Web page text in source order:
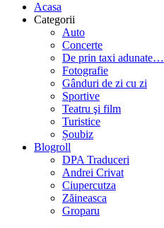
Acasa
Categorii
Auto
Concerte
De prin taxi adunate…
Fotografie
Gânduri de zi cu zi
Sportive
Teatru şi film
Turistice
Șoubiz
Blogroll
DPA Traduceri
Andrei Crivat
Ciupercutza
Zăineasca
Groparu